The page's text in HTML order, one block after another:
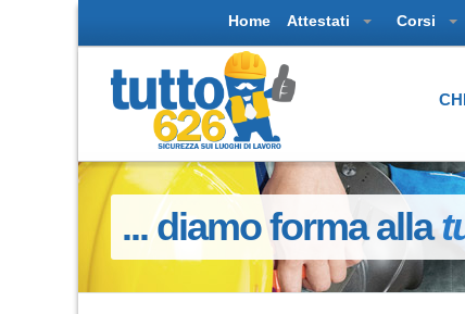
Home Attestati Corsi
... diamo forma alla